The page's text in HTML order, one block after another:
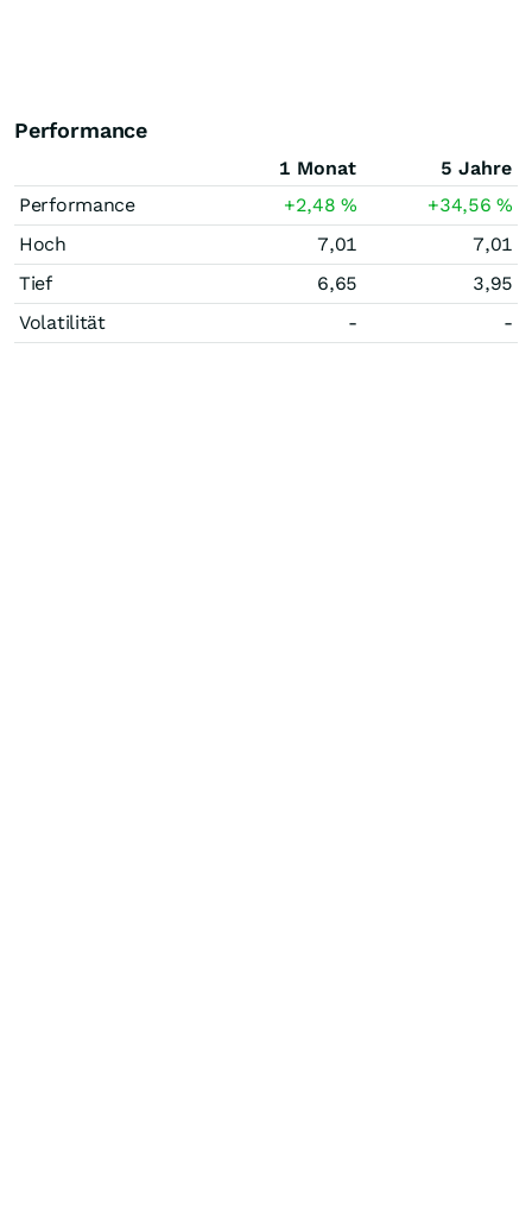
Performance
1 Monat
5 Jahre
Performance
+2,48% +34,56%
Hoch
7,01
7,01
Tief
6,65
3,95
Volatilität
- -